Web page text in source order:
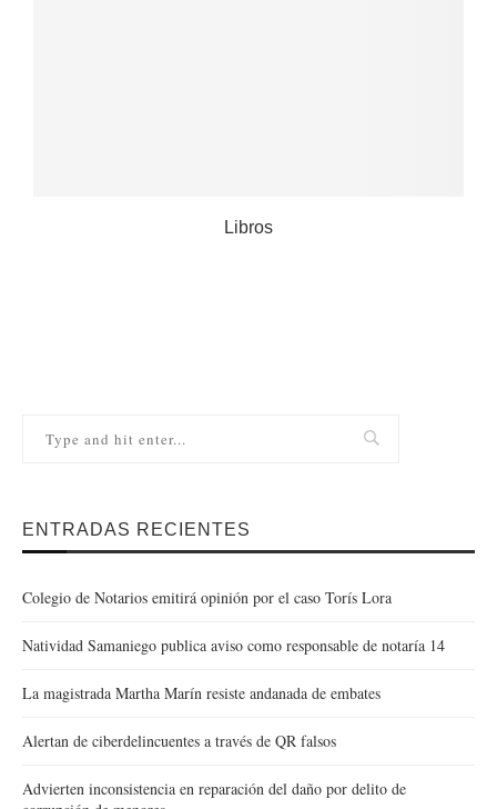
Libros
ENTRADAS RECIENTES
Colegio de Notarios emitirá opinión por el caso Torís Lora
Natividad Samaniego publica aviso como responsable de notaría 14
La magistrada Martha Marín resiste andanada de embates
Alertan de ciberdelincuentes a través de QR falsos
Advierten inconsistencia en reparación del daño por delito de